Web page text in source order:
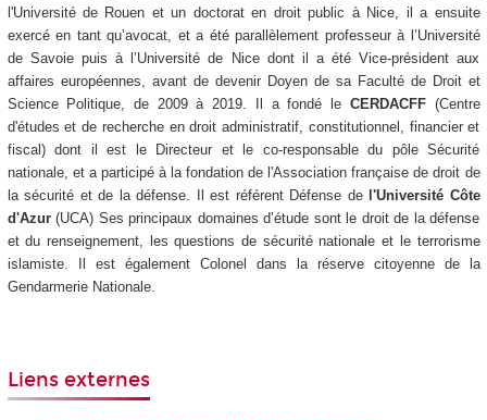
l'Université de Rouen et un doctorat en droit public à Nice, il a ensuite
exercé en tant qu’avocat, et a été parallèlement professeur à l’Université
de Savoie puis à l’Université de Nice dont il a été Vice-président aux
affaires européennes, avant de devenir Doyen de sa Faculté de Droit et
Science Politique, de 2009 à 2019. Il a fondé le CERDACFF (Centre
d'études et de recherche en droit administratif, constitutionnel, financier et
fiscal) dont il est le Directeur et le co-responsable du pôle Sécurité
nationale, et a participé à la fondation de l'Association française de droit de
la sécurité et de la défense. Il est référent Défense de l'Université Côte
d'Azur(UCA) Ses principaux domaines d’étude sont le droit de la défense
et du renseignement, les questions de sécurité nationale et le terrorisme
islamiste. Il est également Colonel dans la réserve citoyenne de la
Gendarmerie Nationale.
Liens externes